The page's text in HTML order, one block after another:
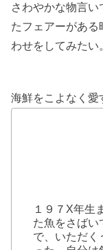
さわやかな物言
たフェアーがある
わせをしてみたい
海鮮をこよなく愛
１９７X年生
た魚をさばい
で、いただく